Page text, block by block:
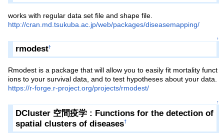
works with regular data set file and shape file.
http://cran.md.tsukuba.ac.jp/web/packages/diseasemapping/
↑
rmodest†
Rmodest is a package that will allow you to easily fit mortality funct
ions to your survival data, and to test hypotheses about your data.
https://r-forge.r-project.org/projects/rmodest/
↑
DCluster 空間疫学 : Functions for the detection of
spatial clusters of diseases†